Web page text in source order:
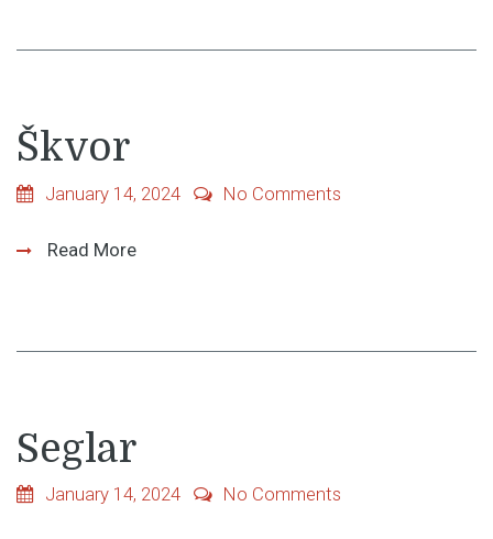
Škvor
January 14, 2024 No Comments
Read More
Seglar
January 14, 2024 No Comments